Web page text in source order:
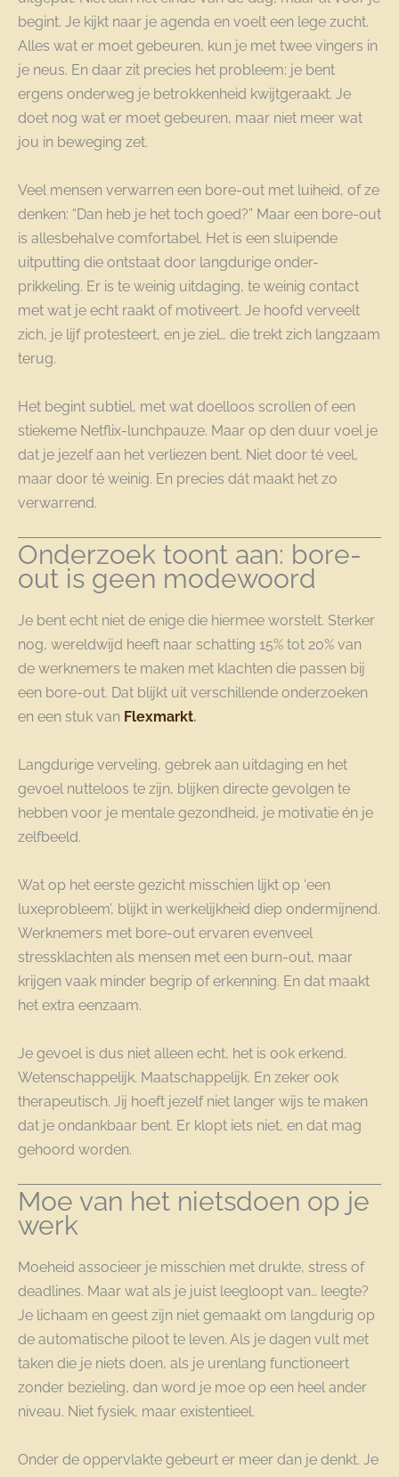
begint. Je kijkt naar je agenda en voelt een lege zucht.
Alles wat er moet gebeuren, kun je met twee vingers in
je neus. En daar zit precies het probleem: je bent
ergens onderweg je betrokkenheid kwijtgeraakt. Je
doet nog wat er moet gebeuren, maar niet meer wat
jou in beweging zet.
Veel mensen verwarren een bore-out met luiheid, of ze
denken: “Dan heb je het toch goed?” Maar een bore-out
is allesbehalve comfortabel. Het is een sluipende
uitputting die ontstaat door langdurige onder-
prikkeling. Er is te weinig uitdaging, te weinig contact
met wat je echt raakt of motiveert. Je hoofd verveelt
zich, je lijf protesteert, en je ziel… die trekt zich langzaam
terug.
Het begint subtiel, met wat doelloos scrollen of een
stiekeme Netflix-lunchpauze. Maar op den duur voel je
dat je jezelf aan het verliezen bent. Niet door té veel,
maar door té weinig. En precies dát maakt het zo
verwarrend.
Onderzoek toont aan: bore-
out is geen modewoord
Je bent echt niet de enige die hiermee worstelt. Sterker
nog, wereldwijd heeft naar schatting 15% tot 20% van
de werknemers te maken met klachten die passen bij
een bore-out. Dat blijkt uit verschillende onderzoeken
en een stuk van Flexmarkt.
Langdurige verveling, gebrek aan uitdaging en het
gevoel nutteloos te zijn, blijken directe gevolgen te
hebben voor je mentale gezondheid, je motivatie én je
zelfbeeld.
Wat op het eerste gezicht misschien lijkt op ‘een
luxeprobleem’, blijkt in werkelijkheid diep ondermijnend.
Werknemers met bore-out ervaren evenveel
stressklachten als mensen met een burn-out, maar
krijgen vaak minder begrip of erkenning. En dat maakt
het extra eenzaam.
Je gevoel is dus niet alleen echt, het is ook erkend.
Wetenschappelijk. Maatschappelijk. En zeker ook
therapeutisch. Jij hoeft jezelf niet langer wijs te maken
dat je ondankbaar bent. Er klopt iets niet, en dat mag
gehoord worden.
Moe van het nietsdoen op je
werk
Moeheid associeer je misschien met drukte, stress of
deadlines. Maar wat als je juist leegloopt van… leegte?
Je lichaam en geest zijn niet gemaakt om langdurig op
de automatische piloot te leven. Als je dagen vult met
taken die je niets doen, als je urenlang functioneert
zonder bezieling, dan word je moe op een heel ander
niveau. Niet fysiek, maar existentieel.
Onder de oppervlakte gebeurt er meer dan je denkt. Je